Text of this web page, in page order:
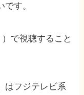
す。
で視聴すること
はフジテレビ系